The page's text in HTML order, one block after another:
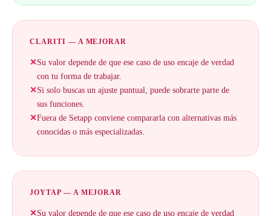
CLARITI — A MEJORAR
✕Su valor depende de que ese caso de uso encaje de verdad
con tu forma de trabajar.
✕Si solo buscas un ajuste puntual, puede sobrarte parte de
sus funciones.
✕Fuera de Setapp conviene compararla con alternativas más
conocidas o más especializadas.
JOYTAP — A MEJORAR
✕Su valor depende de que ese caso de uso encaje de verdad